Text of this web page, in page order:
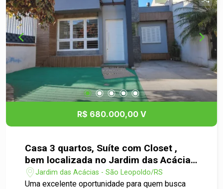
R$ 680.000,00 V
Casa 3 quartos, Suíte com Closet ,
bem localizada no Jardim das Acácias
- São Leopoldo
Jardim das Acácias - São Leopoldo/RS
Uma excelente oportunidade para quem busca